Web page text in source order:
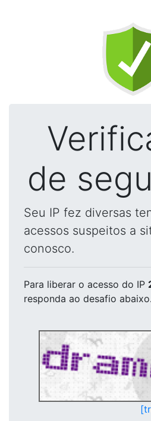
de
Seu IP fez diversas
acessos suspeitos a
conosco.
Para liberar o acesso do IP
responda ao desafio abaixo.